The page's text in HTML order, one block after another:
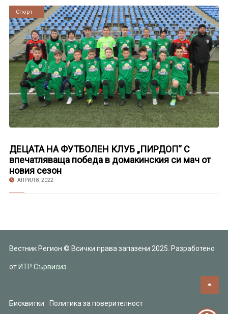
Новини
Спорт
ДЕЦАТА НА ФУТБОЛЕН КЛУБ „ПИРДОП“ С
впечатляваща победа в домакинския си мач от
новия сезон
АПРИЛ 8, 2022
Вестник Регион © Всички права запазени 2025. Разработено
от ИТР Сървисиз
Бисквитки Политика за поверителност